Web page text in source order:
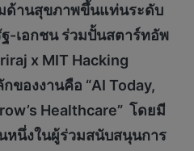
ด้านสุขภาพขึ้นแท่นระดับ
-เอกชน ร่วมปั้นสตาร์ทอัพ
x MIT Hacking
ของงานคือ “AI Today,
Healthcare” โดยมี
หนึ่งในผู้ร่วมสนับสนุนการ